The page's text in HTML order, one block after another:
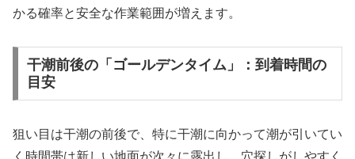
かる確率と安全な作業範囲が増えます。
干潮前後の「ゴールデンタイム」：到着時間の
目安
狙い目は干潮の前後で、特に干潮に向かって潮が引いてい
く時間帯は新しい地面が次々に露出し、穴探しがしやすく